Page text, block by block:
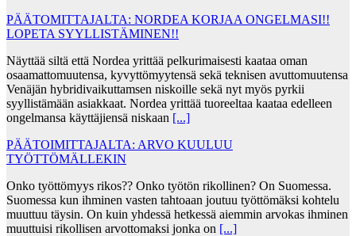
PÄÄTOMITTAJALTA: NORDEA KORJAA ONGELMASI!!
LOPETA SYYLLISTÄMINEN!!
Näyttää siltä että Nordea yrittää pelkurimaisesti kaataa oman
osaamattomuutensa, kyvyttömyytensä sekä teknisen avuttomuutensa
Venäjän hybridivaikuttamsen niskoille sekä nyt myös pyrkii
syyllistämään asiakkaat. Nordea yrittää tuoreeltaa kaataa edelleen
ongelmansa käyttäjiensä niskaan [...]
PÄÄTOIMITTAJALTA: ARVO KUULUU
TYÖTTÖMÄLLEKIN
Onko työttömyys rikos?? Onko työtön rikollinen? On Suomessa.
Suomessa kun ihminen vasten tahtoaan joutuu työttömäksi kohtelu
muuttuu täysin. On kuin yhdessä hetkessä aiemmin arvokas ihminen
muuttuisi rikollisen arvottomaksi jonka on [...]